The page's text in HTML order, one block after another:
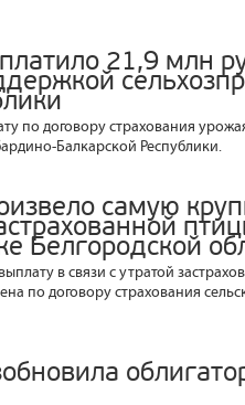
21,9 млн
по договору страхования
Балкарской Республики.
самую
Белгородской
в связи с утратой
по договору страхования